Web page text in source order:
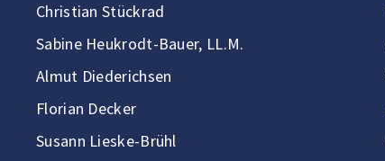
Christian Stückrad
Sabine Heukrodt-Bauer, LL.M.
Almut Diederichsen
Florian Decker
Susann Lieske-Brühl